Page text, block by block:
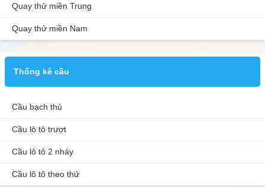
Quay thử miền Trung
Quay thử miền Nam
Thống kê cầu
Cầu bạch thủ
Cầu lô tô trượt
Cầu lô tô 2 nháy
Cầu lô tô theo thứ